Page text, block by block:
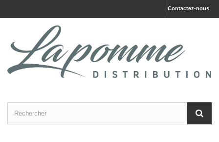
Contactez-nous